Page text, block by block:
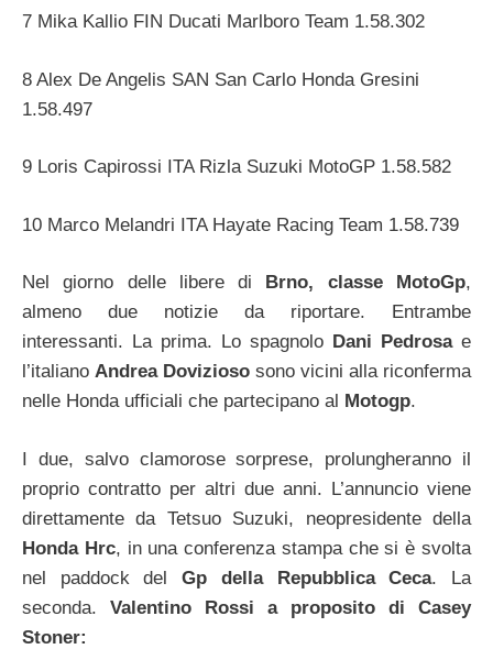
7 Mika Kallio FIN Ducati Marlboro Team 1.58.302
8 Alex De Angelis SAN San Carlo Honda Gresini
1.58.497
9 Loris Capirossi ITA Rizla Suzuki MotoGP 1.58.582
10 Marco Melandri ITA Hayate Racing Team 1.58.739
Nel giorno delle libere di Brno, classe MotoGp,
almeno due notizie da riportare. Entrambe
interessanti. La prima. Lo spagnolo Dani Pedrosae
l’italiano Andrea Dovizioso sono vicini alla riconferma
nelle Honda ufficiali che partecipano al Motogp.
I due, salvo clamorose sorprese, prolungheranno il
proprio contratto per altri due anni. L’annuncio viene
direttamente da Tetsuo Suzuki, neopresidente della
Honda Hrc, in una conferenza stampa che si è svolta
nel paddock delGp della Repubblica Ceca. La
seconda. Valentino Rossi a proposito di Casey
Stoner: